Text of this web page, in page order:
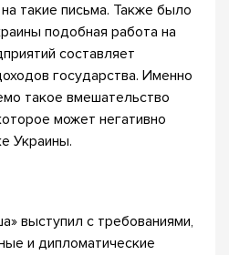
такие письма. Также было
подобная работа на
составляет
государства. Именно
такое вмешательство
может негативно
Украины.
выступил с требованиями,
и дипломатические